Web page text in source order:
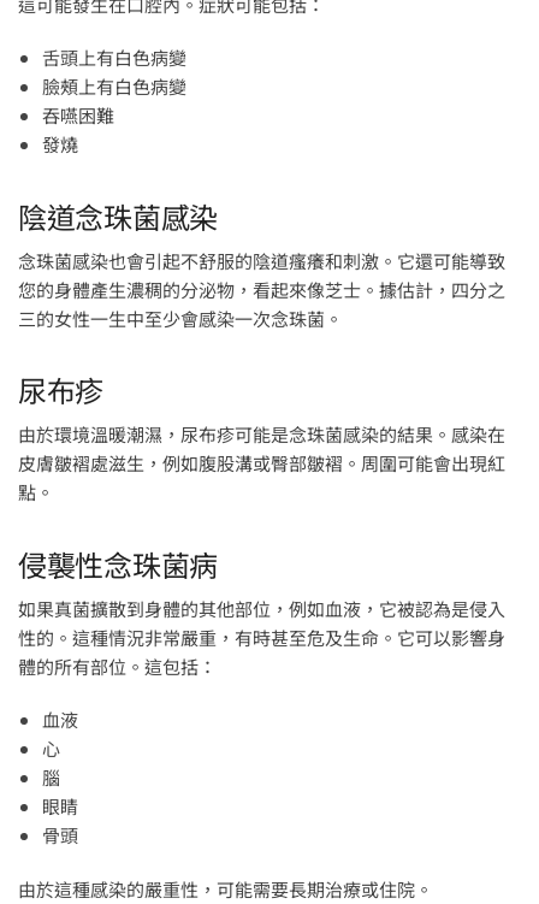
舌頭上有白色病變
臉頰上有白色病變
吞嚥困難
發燒
陰道念珠菌感染
念珠菌感染也會引起不舒服的陰道瘙癢和刺激。它還可能導致
您的身體產生濃稠的分泌物，看起來像芝士。據估計，四分之
三的女性一生中至少會感染一次念珠菌。
尿布疹
由於環境溫暖潮濕，尿布疹可能是念珠菌感染的結果。感染在
皮膚皺褶處滋生，例如腹股溝或臀部皺褶。周圍可能會出現紅
點。
侵襲性念珠菌病
如果真菌擴散到身體的其他部位，例如血液，它被認為是侵入
性的。這種情況非常嚴重，有時甚至危及生命。它可以影響身
體的所有部位。這包括：
血液
心
腦
眼睛
骨頭
由於這種感染的嚴重性，可能需要長期治療或住院。